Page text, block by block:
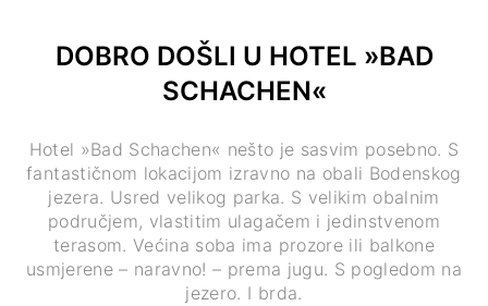
DOBRO DOŠLI U HOTEL »BAD
SCHACHEN«
Hotel »Bad Schachen« nešto je sasvim posebno. S
fantastičnom lokacijom izravno na obali Bodenskog
jezera. Usred velikog parka. S velikim obalnim
područjem, vlastitim ulagačem i jedinstvenom
terasom. Većina soba ima prozore ili balkone
usmjerene – naravno! – prema jugu. S pogledom na
jezero. I brda.